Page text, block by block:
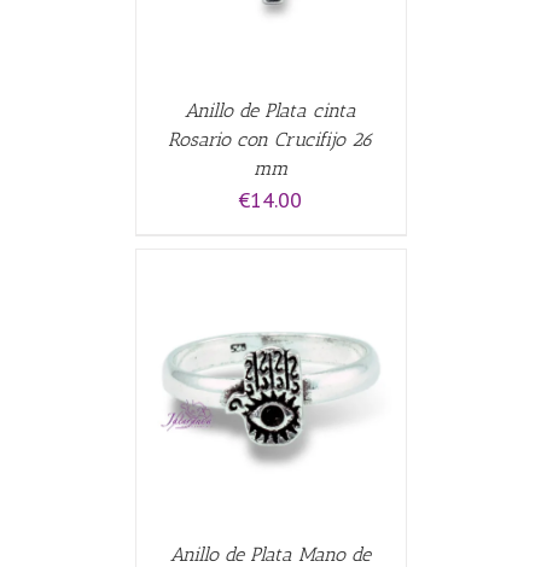
Anillo de Plata cinta
Rosario con Crucifijo 26
mm
€14.00
Anillo de Plata Mano de